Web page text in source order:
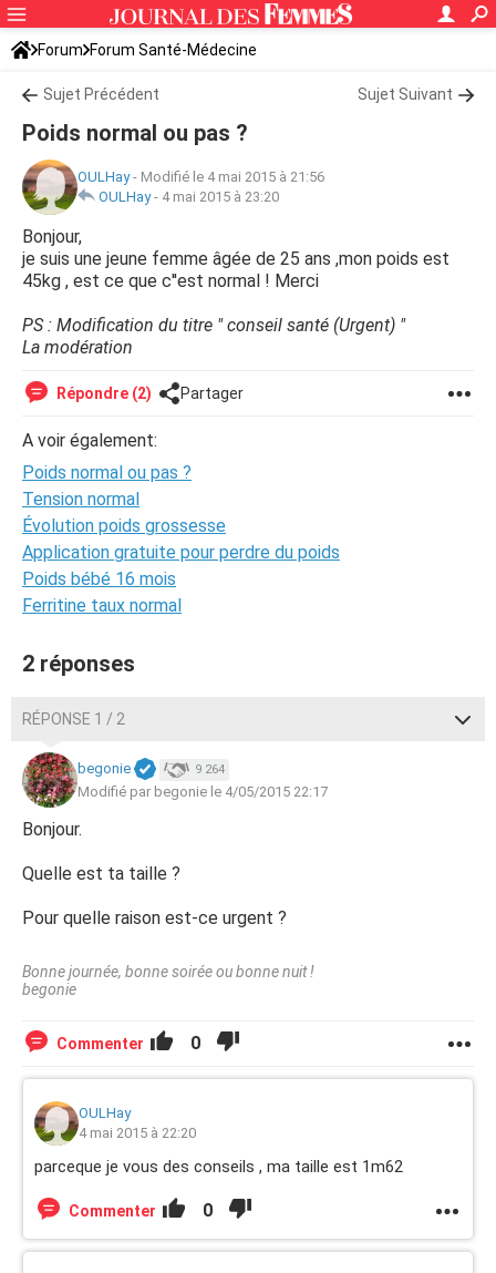
Forum Forum Santé-Médecine
Symptômes et maladies courantes
Sujet Précédent Sujet Suivant
Poids normal ou pas ?
OULHay- Modifié le 4 mai 2015 à 21:56
OULHay- 4 mai 2015 à 23:20
Bonjour,
je suis une jeune femme âgée de 25 ans ,mon poids est
45kg , est ce que c''est normal ! Merci
PS : Modification du titre " conseil santé (Urgent) "
La modération
Répondre (2) Partager
A voir également:
Poids normal ou pas ?
Tension normal
Évolution poids grossesse
Application gratuite pour perdre du poids
Poids bébé 16 mois
Ferritine taux normal
2 réponses
RÉPONSE 1 / 2
begonie 9 264
Modifié par begonie le 4/05/2015 22:17
Bonjour.
Quelle est ta taille ?
Pour quelle raison est-ce urgent ?
Bonne journée, bonne soirée ou bonne nuit !
begonie
Commenter 0
OULHay
4 mai 2015 à 22:20
parceque je vous des conseils , ma taille est 1m62
Commenter 0